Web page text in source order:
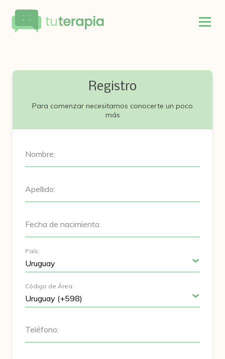
Registro
Para comenzar necesitamos conocerte un poco
más
Nombre:
Apellido:
Fecha de nacimiento:
País:
Código de Área:
Teléfono: